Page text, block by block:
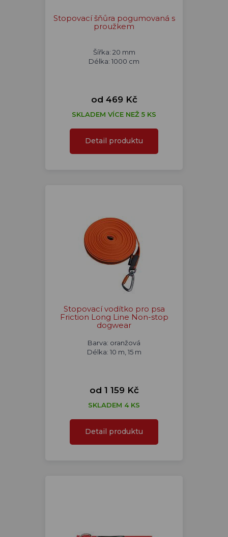
Stopovací šňůra pogumovaná s
proužkem
Šířka: 20 mm
Délka: 1000 cm
od 469 Kč
SKLADEM VÍCE NEŽ 5 KS
Detail produktu
Stopovací vodítko pro psa
Friction Long Line Non-stop
dogwear
Barva: oranžová
Délka: 10 m, 15 m
od 1 159 Kč
SKLADEM 4 KS
Detail produktu